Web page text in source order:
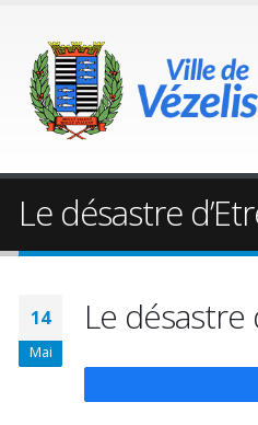
Le désastre
14
Mai
Le désastre